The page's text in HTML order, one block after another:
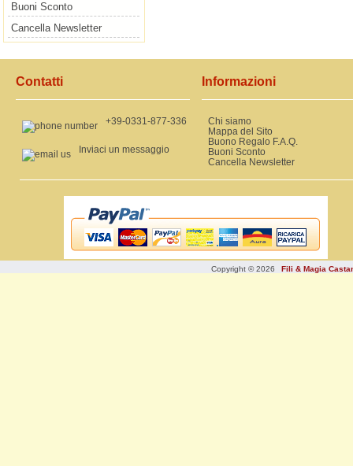
Buoni Sconto
Cancella Newsletter
Contatti
+39-0331-877-336
Inviaci un messaggio
Informazioni
Chi siamo
Mappa del Sito
Buono Regalo F.A.Q.
Buoni Sconto
Cancella Newsletter
Copyright © 2026 Fili & Magia